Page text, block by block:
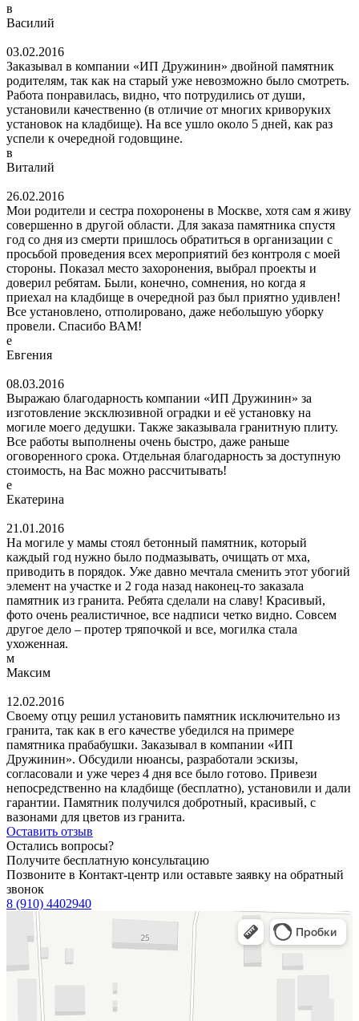
в
Василий
03.02.2016
Заказывал в компании «ИП Дружинин» двойной памятник
родителям, так как на старый уже невозможно было смотреть.
Работа понравилась, видно, что потрудились от души,
установили качественно (в отличие от многих криворуких
установок на кладбище). На все ушло около 5 дней, как раз
успели к очередной годовщине.
в
Виталий
26.02.2016
Мои родители и сестра похоронены в Москве, хотя сам я живу
совершенно в другой области. Для заказа памятника спустя
год со дня из смерти пришлось обратиться в организации с
просьбой проведения всех мероприятий без контроля с моей
стороны. Показал место захоронения, выбрал проекты и
доверил ребятам. Были, конечно, сомнения, но когда я
приехал на кладбище в очередной раз был приятно удивлен!
Все установлено, отполировано, даже небольшую уборку
провели. Спасибо ВАМ!
е
Евгения
08.03.2016
Выражаю благодарность компании «ИП Дружинин» за
изготовление эксклюзивной оградки и её установку на
могиле моего дедушки. Также заказывала гранитную плиту.
Все работы выполнены очень быстро, даже раньше
оговоренного срока. Отдельная благодарность за доступную
стоимость, на Вас можно рассчитывать!
е
Екатерина
21.01.2016
На могиле у мамы стоял бетонный памятник, который
каждый год нужно было подмазывать, очищать от мха,
приводить в порядок. Уже давно мечтала сменить этот убогий
элемент на участке и 2 года назад наконец-то заказала
памятник из гранита. Ребята сделали на славу! Красивый,
фото очень реалистичное, все надписи четко видно. Совсем
другое дело – протер тряпочкой и все, могилка стала
ухоженная.
м
Максим
12.02.2016
Своему отцу решил установить памятник исключительно из
гранита, так как в его качестве убедился на примере
памятника прабабушки. Заказывал в компании «ИП
Дружинин». Обсудили нюансы, разработали эскизы,
согласовали и уже через 4 дня все было готово. Привези
непосредственно на кладбище (бесплатно), установили и дали
гарантии. Памятник получился добротный, красивый, с
вазонами для цветов из гранита.
Оставить отзыв
Остались вопросы?
Получите бесплатную консультацию
Позвоните в Контакт-центр или оставьте заявку на обратный
звонок
8 (910) 4402940